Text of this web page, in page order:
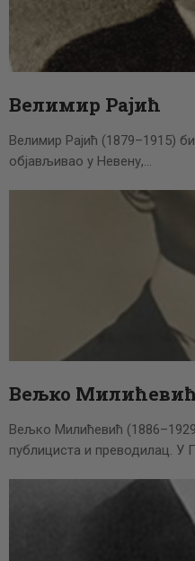
Велимир Рајић
Велимир Рајић (1879–1915)
објављивао у Невену,…
Вељко
Вељко Милићевић
публициста и преводилац. У